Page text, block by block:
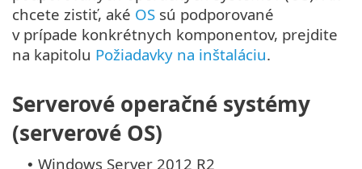
chcete zistiť, aké OS sú podporované
v prípade konkrétnych komponentov, prejdite
na kapitolu Požiadavky na inštaláciu.
Serverové operačné systémy
(serverové OS)
• Windows Server 2012 R2